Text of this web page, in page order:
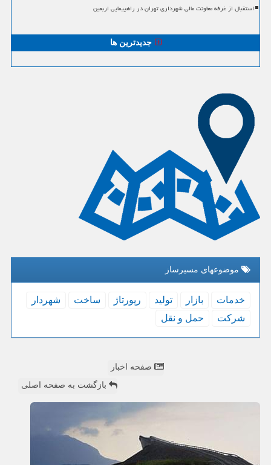
استقبال از غرفه معاونت مالی شهرداری تهران در راهپیمایی اربعین
جدیدترین ها
موضوعهای مسیرساز
خدمات بازار تولید رپورتاژ ساخت
شهردار
شركت
حمل و نقل
صفحه اخبار
بازگشت به صفحه اصلی